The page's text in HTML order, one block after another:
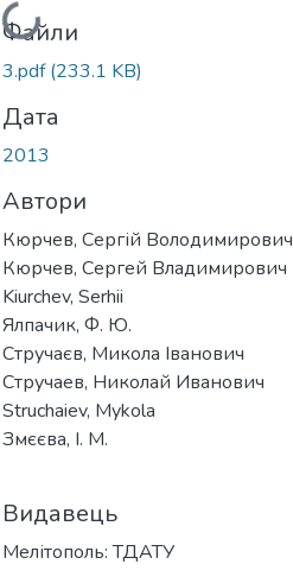
Вантажиться...
Файли
3.pdf(233.1 KB)
Дата
2013
Автори
Кюрчев, Сергій Володимирович
Кюрчев, Сергей Владимирович
Kiurchev, Serhii
Ялпачик, Ф. Ю.
Стручаєв, Микола Іванович
Стручаев, Николай Иванович
Struchaiev, Mykola
Змєєва, І. М.
Видавець
Мелітополь: ТДАТУ